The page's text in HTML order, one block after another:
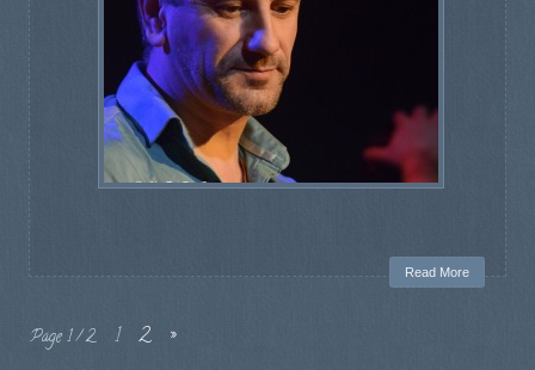
Read More
Page 1 / 2 1 2 »